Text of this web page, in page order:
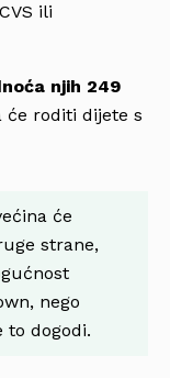
ili
njih 249
će roditi dijete s
će
strane,
nego
to dogodi.